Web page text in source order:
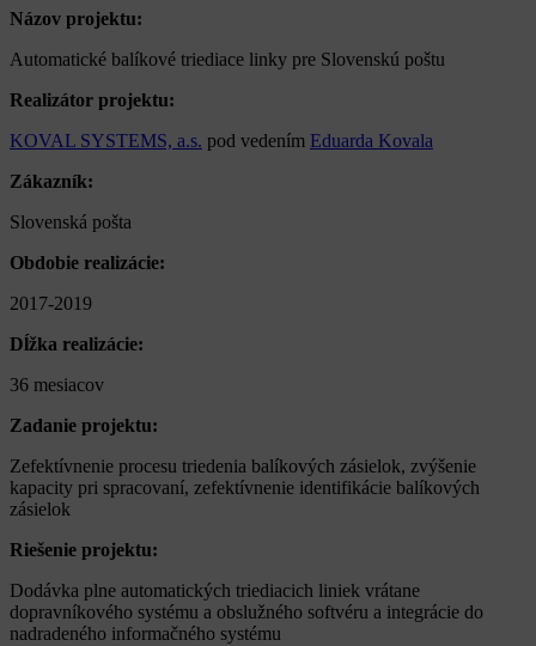
Názov projektu:
Automatické balíkové triediace linky pre Slovenskú poštu
Realizátor projektu:
KOVAL SYSTEMS, a.s. pod vedením Eduarda Kovala
Zákazník:
Slovenská pošta
Obdobie realizácie:
2017-2019
Dĺžka realizácie:
36 mesiacov
Zadanie projektu:
Zefektívnenie procesu triedenia balíkových zásielok, zvýšenie
kapacity pri spracovaní, zefektívnenie identifikácie balíkových
zásielok
Riešenie projektu:
Dodávka plne automatických triediacich liniek vrátane
dopravníkového systému a obslužného softvéru a integrácie do
nadradeného informačného systému